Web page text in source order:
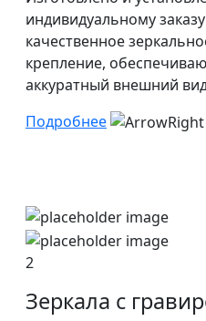
индивидуальному
качественное
крепление,
аккуратный внешний
Подробнее
2
Зеркала с